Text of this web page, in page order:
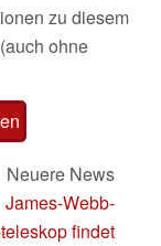
zu diesem
ohne
Neuere News
James-Webb-
findet